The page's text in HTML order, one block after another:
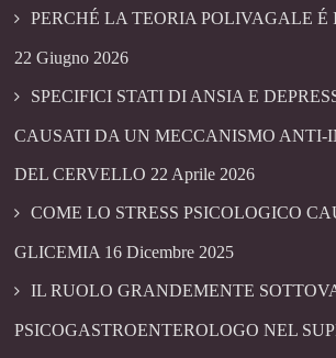
PERCHÉ LA TEORIA POLIVAGALE É
22 Giugno 2026
SPECIFICI STATI DI ANSIA E
CAUSATI DA UN MECCANISMO ANTI-
DEL CERVELLO 22 Aprile 2026
COME LO STRESS PSICOLOGICO
GLICEMIA 16 Dicembre 2025
IL RUOLO GRANDEMENTE
PSICOGASTROENTEROLOGO NEL